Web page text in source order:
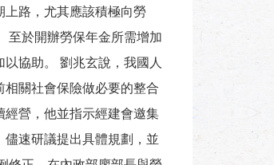
路，尤其應該積極向勞
至於開辦勞保年金所需增加
協助。 劉兆玄說，我國人
關社會保險做必要的整合
營，他並指示經建會邀集
速研議提出具體規劃，並